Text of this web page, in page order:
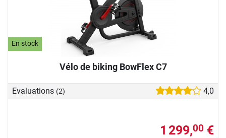
En stock
Vélo de biking BowFlex C7
Evaluations (2) 4,0
1 299,00 €